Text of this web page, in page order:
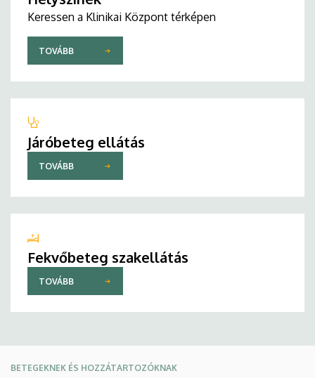
Keressen a Klinikai Központ térképen
TOVÁBB
Járóbeteg ellátás
TOVÁBB
Fekvőbeteg szakellátás
TOVÁBB
BETEGEKNEK ÉS HOZZÁTARTOZÓKNAK